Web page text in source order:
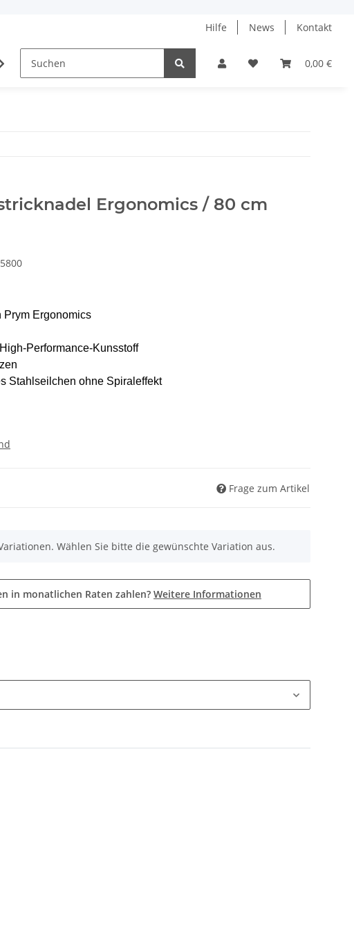
Hilfe News Kontakt
0,00 €
Steinbach
Ergonomics / 80 cm
Prym Ergonomics
Performance-Kunsstoff
Stahlseilchen ohne Spiraleffekt
Frage zum Artikel
Wählen Sie bitte die gewünschte Variation aus.
in monatlichen Raten zahlen? Weitere Informationen